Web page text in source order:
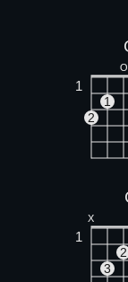
O
1
1
2
X
1
2
3